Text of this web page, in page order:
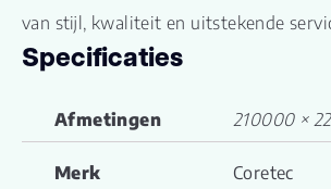
van stijl, kwaliteit en uitstekende
Specificaties
Afmetingen 210000 ×
Merk Coretec